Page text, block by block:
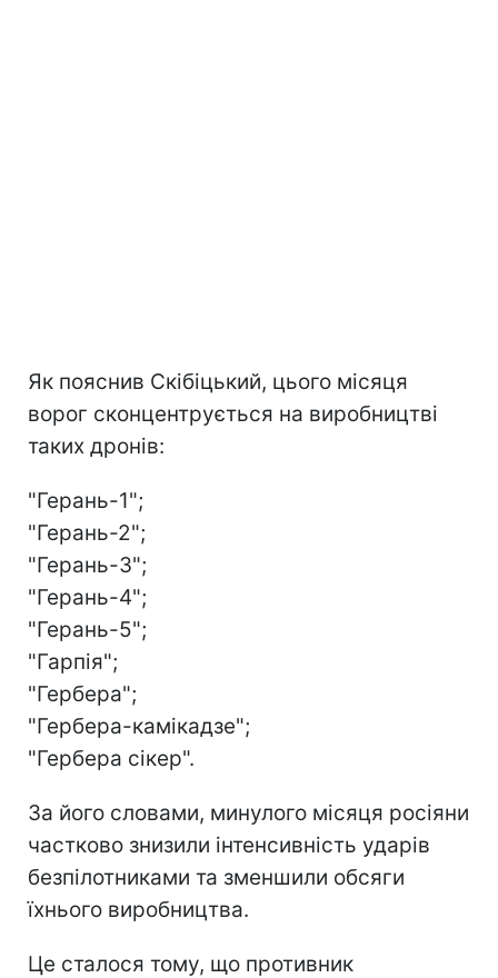
Як пояснив Скібіцький, цього місяця
ворог сконцентрується на виробництві
таких дронів:
"Герань-1";
"Герань-2";
"Герань-3";
"Герань-4";
"Герань-5";
"Гарпія";
"Гербера";
"Гербера-камікадзе";
"Гербера сікер".
За його словами, минулого місяця росіяни
частково знизили інтенсивність ударів
безпілотниками та зменшили обсяги
їхнього виробництва.
Це сталося тому, що противник